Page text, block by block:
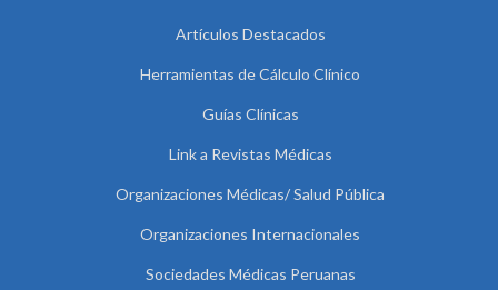
Artículos Destacados
Herramientas de Cálculo Clínico
Guías Clínicas
Link a Revistas Médicas
Organizaciones Médicas/ Salud Pública
Organizaciones Internacionales
Sociedades Médicas Peruanas